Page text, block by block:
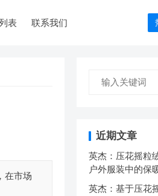
表 联系我们
在市场
近期文章
英杰：压花摇粒
户外服装中的保
英杰：基于压花